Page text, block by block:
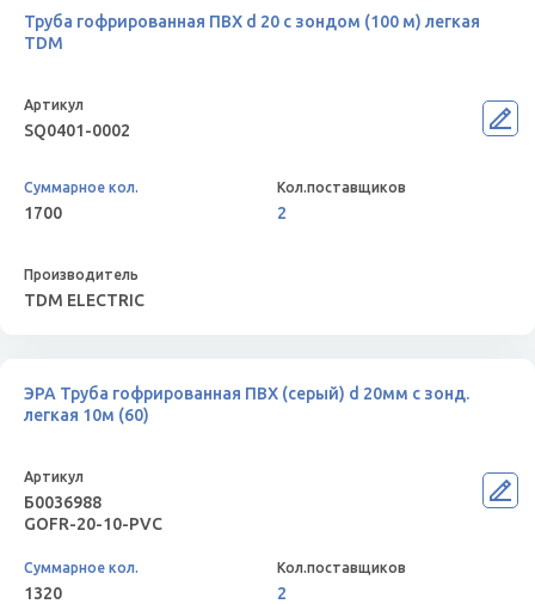
Труба гофрированная ПВХ d 20 с зондом (100 м) легкая
TDM
SQ0401-0002
1700 2
TDM ELECTRIC
ЭРА Труба гофрированная ПВХ (серый) d 20мм с зонд.
легкая 10м (60)
Б0036988
GOFR-20-10-PVС
1320 2